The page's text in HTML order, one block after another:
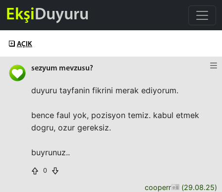
EkşiDuyuru
AÇIK
sezyum mevzusu?
duyuru tayfanin fikrini merak ediyorum.
bence faul yok, pozisyon temiz. kabul etmek
dogru, ozur gereksiz.
buyrunuz..
0
cooperr (29.08.25)